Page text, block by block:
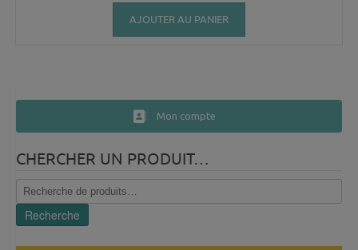
AJOUTER AU PANIER
Mon compte
CHERCHER UN PRODUIT…
Recherche
pour :
Recherche